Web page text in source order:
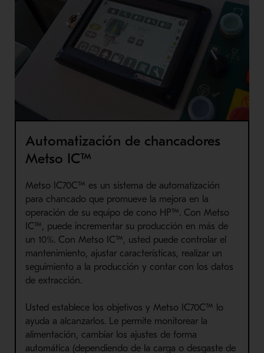
Automatización de chancadores
Metso IC™
Metso IC70C™ es un sistema de automatización
para chancado que promueve la mejora en la
operación de su equipo de cono HP™. Con Metso
IC™, puede incrementar su producción en más de
un 10%. Con Metso IC™, usted puede controlar el
mantenimiento, ajustar características, realizar un
seguimiento a la producción y contar con los datos
de extracción.
Usted establece los objetivos y Metso IC70C™ lo
ayuda a alcanzarlos. Le permite monitorear la
alimentación, cambiar los ajustes de forma
automática (dependiendo de la carga o desgaste de